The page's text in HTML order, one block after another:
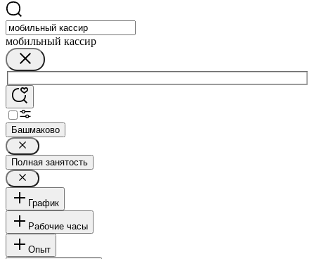
мобильный кассир
Башмаково
Полная занятость
График
Рабочие часы
Опыт